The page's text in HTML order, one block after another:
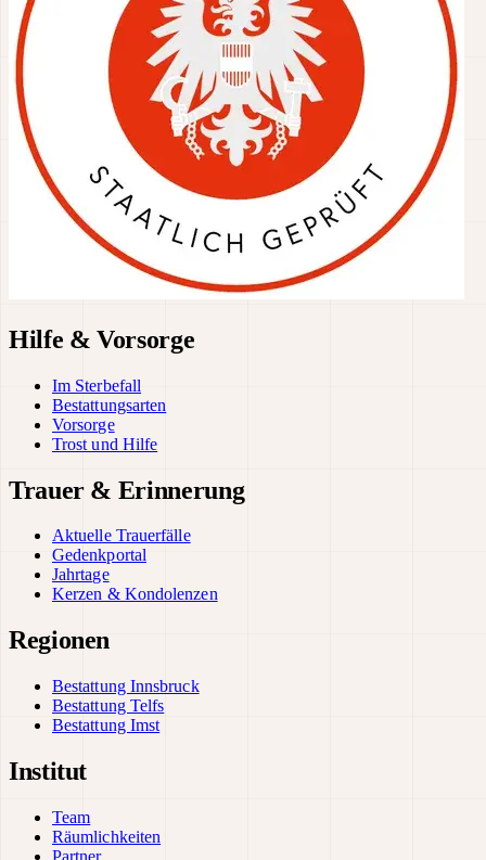
Hilfe & Vorsorge
Im Sterbefall
Bestattungsarten
Vorsorge
Trost und Hilfe
Trauer & Erinnerung
Aktuelle Trauerfälle
Gedenkportal
Jahrtage
Kerzen & Kondolenzen
Regionen
Bestattung Innsbruck
Bestattung Telfs
Bestattung Imst
Institut
Team
Räumlichkeiten
Partner